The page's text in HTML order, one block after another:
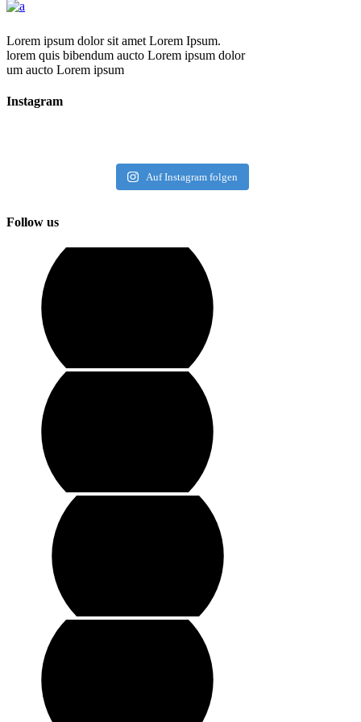
Lorem ipsum dolor sit amet Lorem Ipsum.
lorem quis bibendum aucto Lorem ipsum dolor
um aucto Lorem ipsum
Instagram
Auf Instagram folgen
Follow us